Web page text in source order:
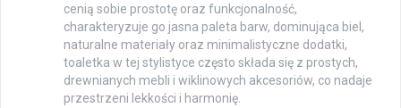
cenią sobie prostotę oraz funkcjonalność,
charakteryzuje go jasna paleta barw, dominująca biel,
naturalne materiały oraz minimalistyczne dodatki,
toaletka w tej stylistyce często składa się z prostych,
drewnianych mebli i wiklinowych akcesoriów, co nadaje
przestrzeni lekkości i harmonię.